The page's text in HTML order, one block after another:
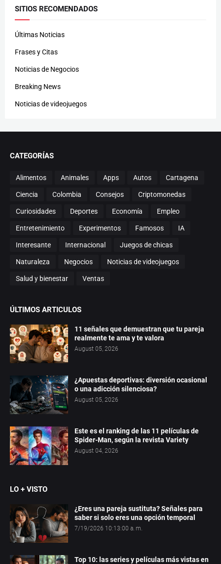
SITIOS RECOMENDADOS
Últimas Noticias
Frases y Citas
Noticias de Negocios
Breaking News
Noticias de videojuegos
CATEGORÍAS
Alimentos Animales Apps Autos Cartagena
Ciencia Colombia Consejos Criptomonedas
Curiosidades Deportes Economía Empleo
Entretenimiento Experimentos Famosos IA
Interesante Internacional Juegos de chicas
Naturaleza Negocios Noticias de videojuegos
Salud y bienestar Ventas
ÚLTIMOS ARTICULOS
11 señales que demuestran que tu pareja
realmente te ama y te valora
August 05, 2026
¿Apuestas deportivas: diversión ocasional
o una adicción silenciosa?
August 05, 2026
Este es el ranking de las 11 películas de
Spider-Man, según la revista Variety
August 04, 2026
LO + VISTO
¿Eres una pareja sustituta? Señales para
saber si solo eres una opción temporal
7/19/2026 10:13:00 a. m.
Top 10: las series y películas más vistas en